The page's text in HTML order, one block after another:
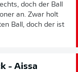
doch der Ball
an. Zwar holt
Ball, doch der ist
- Aissa